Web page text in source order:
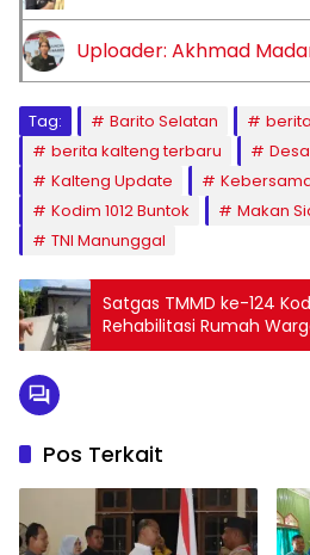
Uploader: Akhmad
Tag: Barito Selatan
berita kalteng terbaru
Kalteng Update
Kodim 1012 Buntok
Makan
TNI Manunggal
Satgas TMMD ke-124
Rehabilitasi Rumah
Pos Terkait